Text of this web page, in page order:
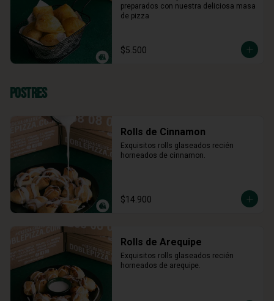
preparados con nuestra deliciosa masa
de pizza
$5.500
Postres
Rolls de Cinnamon
Exquisitos rolls glaseados recién
horneados de cinnamon.
$14.900
Rolls de Arequipe
Exquisitos rolls glaseados recién
horneados de arequipe.